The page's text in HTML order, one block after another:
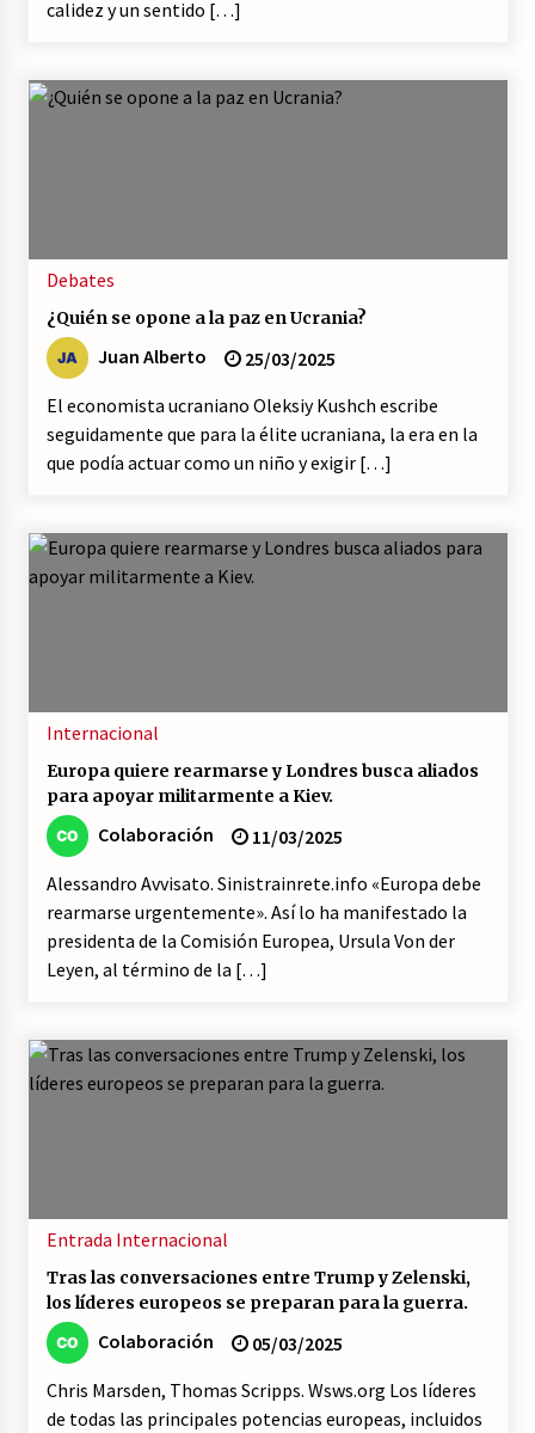
calidez y un sentido […]
Debates
¿Quién se opone a la paz en Ucrania?
Juan Alberto
25/03/2025
El economista ucraniano Oleksiy Kushch escribe
seguidamente que para la élite ucraniana, la era en la
que podía actuar como un niño y exigir […]
Internacional
Europa quiere rearmarse y Londres busca aliados
para apoyar militarmente a Kiev.
Colaboración
11/03/2025
Alessandro Avvisato. Sinistrainrete.info «Europa debe
rearmarse urgentemente». Así lo ha manifestado la
presidenta de la Comisión Europea, Ursula Von der
Leyen, al término de la […]
Entrada Internacional
Tras las conversaciones entre Trump y Zelenski,
los líderes europeos se preparan para la guerra.
Colaboración
05/03/2025
Chris Marsden, Thomas Scripps. Wsws.org Los líderes
de todas las principales potencias europeas, incluidos